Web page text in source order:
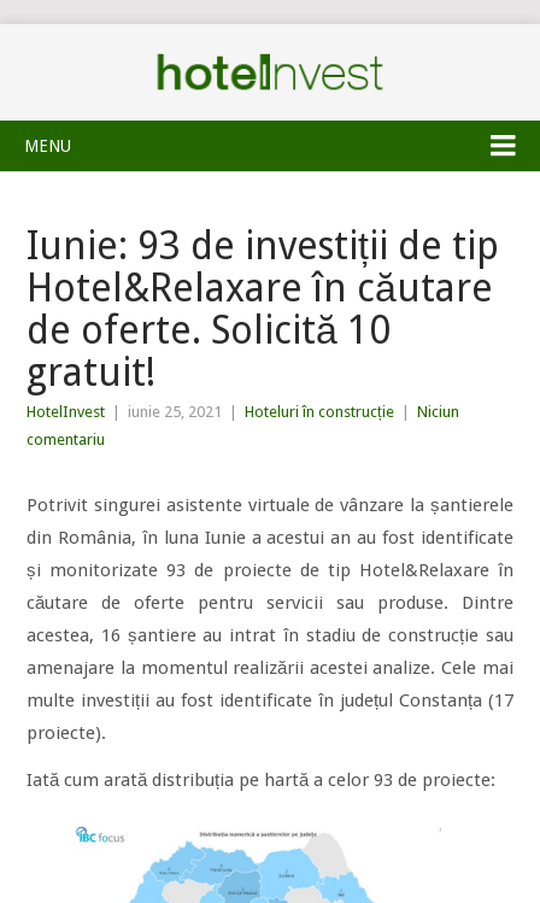
MENU
Iunie: 93 de investiții de tip
Hotel&Relaxare în căutare
de oferte. Solicită 10
gratuit!
HotelInvest iunie 25, 2021 Hoteluri în construcție
Niciun
comentariu
Potrivit singurei asistente virtuale de vânzare la șantierele
din România, în luna Iunie a acestui an au fost identificate
și monitorizate 93 de proiecte de tip Hotel&Relaxare în
căutare de oferte pentru servicii sau produse. Dintre
acestea, 16 șantiere au intrat în stadiu de construcție sau
amenajare la momentul realizării acestei analize. Cele mai
multe investiții au fost identificate în județul Constanța (17
proiecte).
Iată cum arată distribuția pe hartă a celor 93 de proiecte: